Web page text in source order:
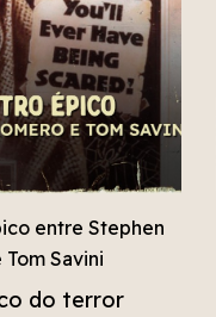
entre Stephen
Savini
do terror